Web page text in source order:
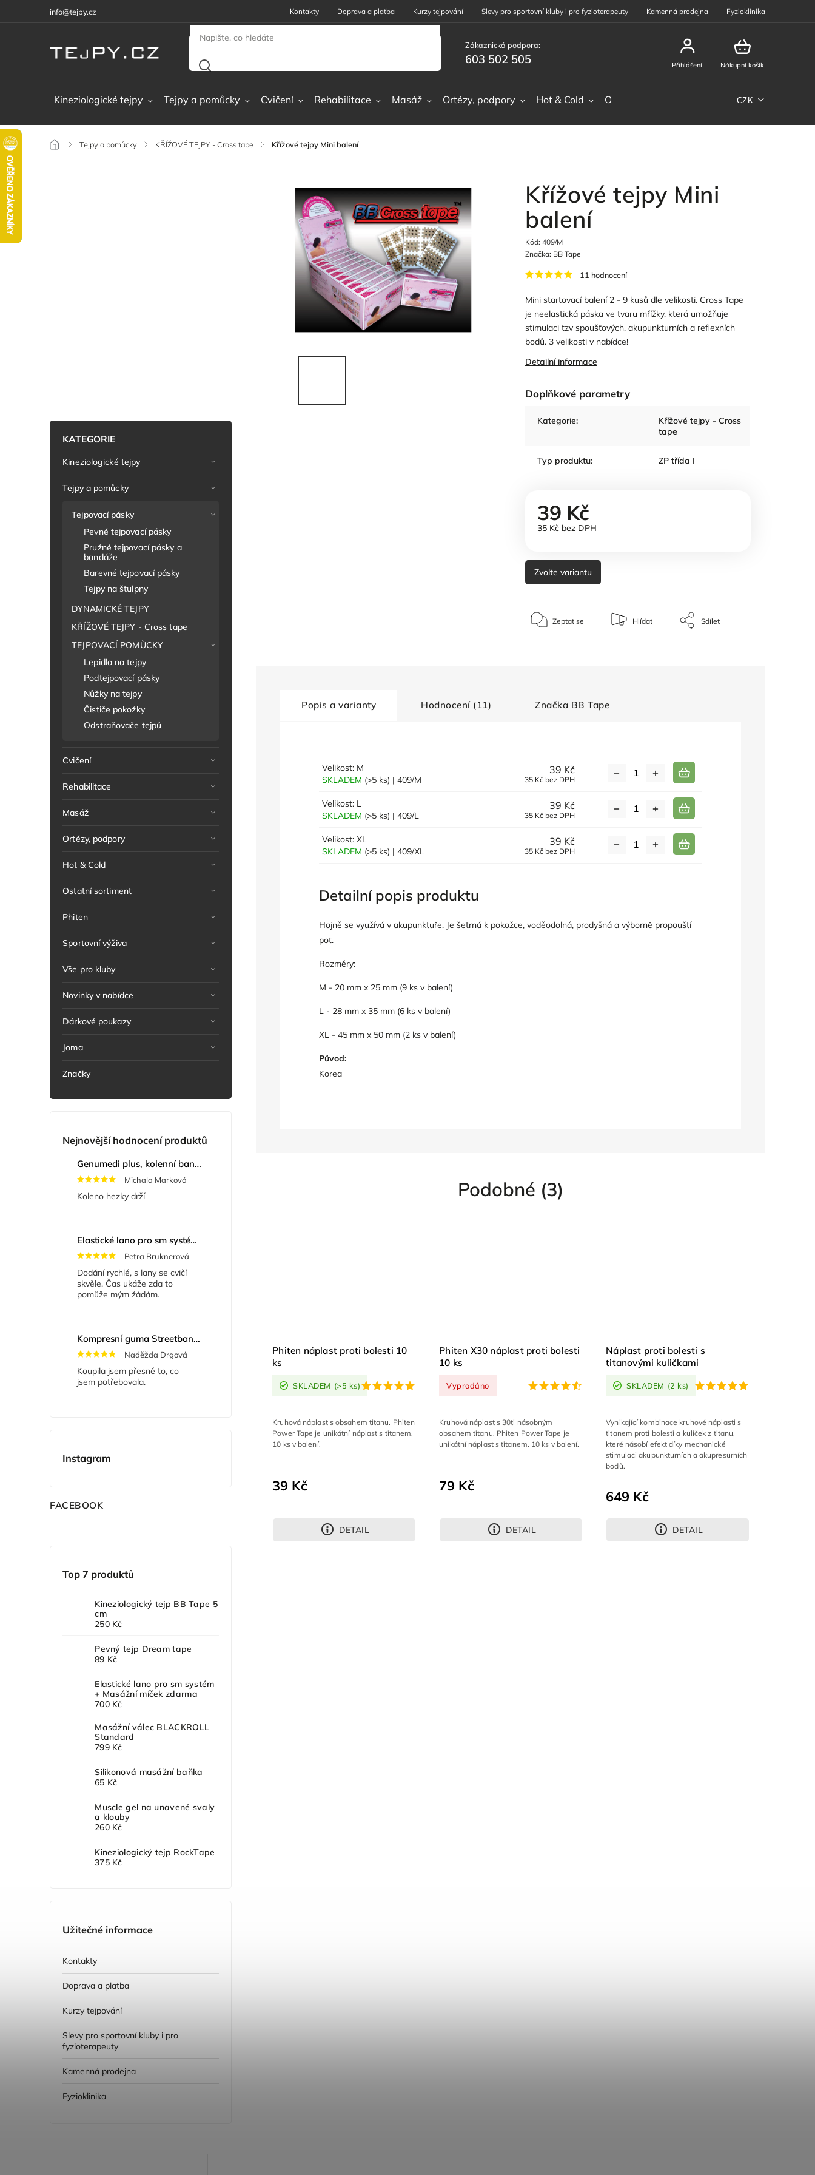
info@tejpy.cz Kontakty Doprava a platba Kurzy tejpování Slevy pro sportovní kluby i pro fyzioterapeuty Kamenná prodejna Fyzioklinika
Zákaznická podpora:
603 502 505 Nákupní košík
Přihlášení
CZK
Kineziologické tejpy Tejpy a pomůcky Cvičení Rehabilitace Masáž Ortézy, podpory Hot & Cold Ostatní sortiment Sportovní
/ Tejpy a pomůcky / KŘÍŽOVÉ TEJPY - Cross tape / Křížové tejpy Mini balení
KATEGORIE
Kineziologické tejpy
Tejpy a pomůcky
Tejpovací pásky
Pevné tejpovací pásky
Pružné tejpovací pásky a
bandáže
Barevné tejpovací pásky
Tejpy na štulpny
DYNAMICKÉ TEJPY
KŘÍŽOVÉ TEJPY - Cross tape
TEJPOVACÍ POMŮCKY
Lepidla na tejpy
Podtejpovací pásky
Nůžky na tejpy
Čističe pokožky
Odstraňovače tejpů
Cvičení
Rehabilitace
Masáž
Ortézy, podpory
Hot & Cold
Ostatní sortiment
Phiten
Sportovní výživa
Vše pro kluby
Novinky v nabídce
Dárkové poukazy
Joma
Značky
Nejnovější hodnocení produktů
Genumedi plus, kolenní bandáž se zvýšenou fixací
Michala Marková
Koleno hezky drží
Elastické lano pro sm systém
Petra Bruknerová
Dodání rychlé, s lany se cvičí
skvěle. Čas ukáže zda to
pomůže mým žádám.
Kompresní guma Streetband 5 cm x 2 m
Naděžda Drgová
Koupila jsem přesně to, co
jsem potřebovala.
Instagram
FACEBOOK
Top 7 produktů
Kineziologický tejp BB Tape 5
cm
250 Kč
Pevný tejp Dream tape
89 Kč
Elastické lano pro sm systém
+ Masážní míček zdarma
700 Kč
Masážní válec BLACKROLL
Standard
799 Kč
Silikonová masážní baňka
65 Kč
Muscle gel na unavené svaly
a klouby
260 Kč
Kineziologický tejp RockTape
375 Kč
Užitečné informace
Kontakty
Doprava a platba
Kurzy tejpování
Slevy pro sportovní kluby i pro
fyzioterapeuty
Kamenná prodejna
Fyzioklinika
Křížové tejpy Mini
balení
Kód: 409/M
11 hodnocení
Mini startovací balení 2 - 9 kusů dle velikosti. Cross Tape
je neelastická páska ve tvaru mřížky, která umožňuje
stimulaci tzv spoušťových, akupunkturních a reflexních
bodů. 3 velikosti v nabídce!
Detailní informace
Doplňkové parametry
Kategorie:
Křížové tejpy - Cross
tape
Typ produktu: ZP třída I
Značka: BB Tape
39 Kč
35 Kč bez DPH
Zvolte variantu
Zeptat se Hlídat Sdílet
Popis a varianty Hodnocení (11) Značka BB Tape
Velikost: M
SKLADEM (>5 ks) | 409/M
39 Kč
35 Kč bez DPH
Velikost: L
SKLADEM (>5 ks) | 409/L
39 Kč
35 Kč bez DPH
Velikost: XL
SKLADEM (>5 ks) | 409/XL
39 Kč
35 Kč bez DPH
Detailní popis produktu
Hojně se využívá v akupunktuře. Je šetrná k pokožce, voděodolná, prodyšná a výborně propouští
pot.
Rozměry:
M - 20 mm x 25 mm (9 ks v balení)
L - 28 mm x 35 mm (6 ks v balení)
XL - 45 mm x 50 mm (2 ks v balení)
Původ:
Korea
Podobné (3)
Phiten náplast proti bolesti 10
ks
SKLADEM (>5 ks)
39 Kč
DETAIL
Kruhová náplast s obsahem titanu. Phiten
Power Tape je unikátní náplast s titanem.
10 ks v balení.
Phiten X30 náplast proti bolesti
10 ks
Vyprodáno
79 Kč
DETAIL
Kruhová náplast s 30ti násobným
obsahem titanu. Phiten Power Tape je
unikátní náplast s titanem. 10 ks v balení.
Náplast proti bolesti s
titanovými kuličkami
SKLADEM (2 ks)
649 Kč
DETAIL
Vynikající kombinace kruhové náplasti s
titanem proti bolesti a kuliček z titanu,
které násobí efekt díky mechanické
stimulaci akupunkturních a akupresurních
bodů.